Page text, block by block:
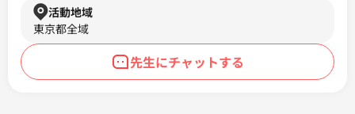
活動地域
東京都全域
先生にチャットする